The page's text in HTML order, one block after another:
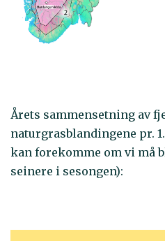
Årets sammensetning av
naturgrasblandingene pr.
kan forekomme om vi må
seinere i sesongen):